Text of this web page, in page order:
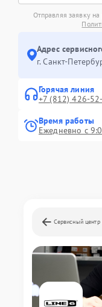
Отправляя заявку
Адрес
г. Санкт-
Горячая линия
+7 (812) 426-
Время работы
Ежедневно с
Сервисный